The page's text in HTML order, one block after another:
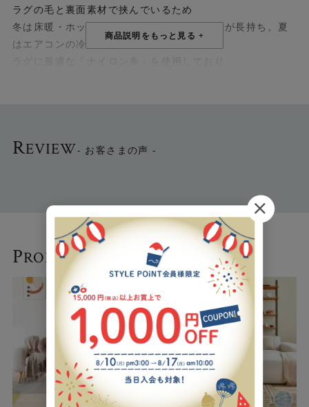
ラグの毛と裏面素材で挟んでいるため
冬は床暖・ホットカーペットの熱源で温かさが長持ち。夏
はエアコンの冷たさを長時間保持します。
・弾力性と耐久性により、風合いが長く持続します。
・一本の繊維が長い「長繊維」なので遊び毛が出にくくお
掃除も簡単です。
また、吸水性が少なく乾きが早いためカビなどのトラブル
にも強いので保管もしやすくなっています。
・夏は涼しく、冬は暖か。オールシーズン楽しめます。
◎多彩な機能性
【ホットカバーOK】
ホットカーペットカバーとして使用可能です。
REVIEW- お客さまの声 -
PRODUCTS - 関連商品 -